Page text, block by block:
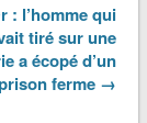
: l’homme qui
tiré sur une
a écopé d’un
ferme →